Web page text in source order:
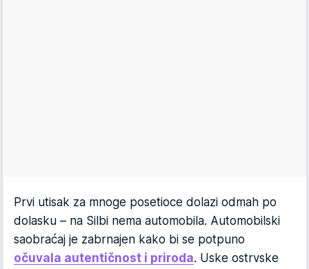
Prvi utisak za mnoge posetioce dolazi odmah po
dolasku – na Silbi nema automobila. Automobilski
saobraćaj je zabrnajen kako bi se potpuno
očuvala autentičnost i priroda. Uske ostrvske